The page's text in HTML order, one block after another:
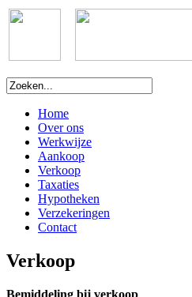
Home
Over ons
Werkwijze
Aankoop
Verkoop
Taxaties
Hypotheken
Verzekeringen
Contact
Verkoop
Bemiddeling bij verkoop